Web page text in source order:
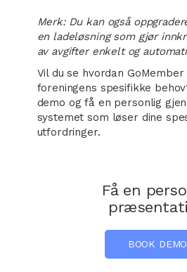
Merk: Du kan også
en ladeløsning som gjør
av avgifter enkelt og
Vil du se hvordan
foreningens spesifikke
demo og få en personlig
systemet som løser dine
utfordringer.
Få en
BOOK DEMO